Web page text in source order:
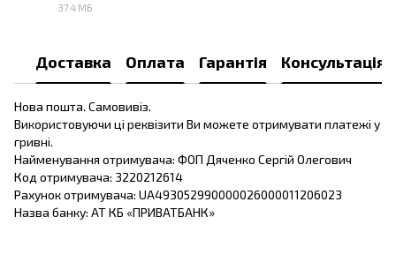
37.4 МБ
Доставка Оплата Гарантія Консультація
Нова пошта. Самовивіз.
Використовуючи ці реквізити Ви можете отримувати платежі у
гривні.
Найменування отримувача: ФОП Дяченко Сергій Олегович
Код отримувача: 3220212614
Рахунок отримувача: UA493052990000026000011206023
Назва банку: АТ КБ «ПРИВАТБАНК»